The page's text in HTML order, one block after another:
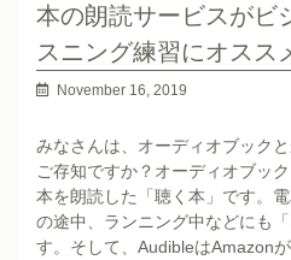
本の朗読サービスがビ
スニング練習にオスス
November 16, 2019
みなさんは、オーディオブック
ご存知ですか？オーディオブッ
本を朗読した「聴く本」です。
の途中、ランニング中などにも
す。そして、AudibleはAmazon